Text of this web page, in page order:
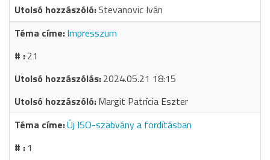
Stevanovic Iván
Impresszum
21
2024.05.21 18:15
Margit Patrícia Eszter
Új ISO-szabvány a fordításban
1